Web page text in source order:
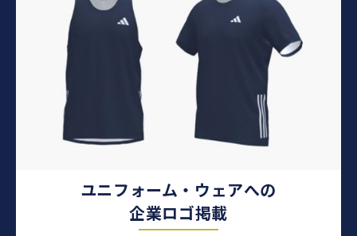
ユニフォーム・ウェアへの
企業ロゴ掲載